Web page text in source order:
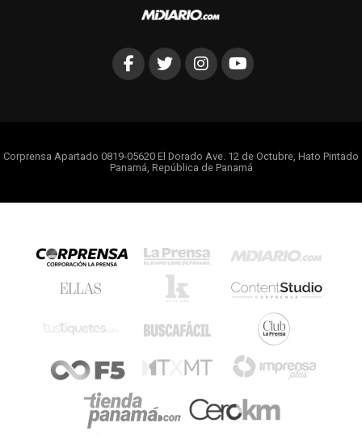
Corprensa Apartado 0819-05620 El Dorado Ave. 12 de Octubre, Hato Pintado
Panamá, República de Panamá